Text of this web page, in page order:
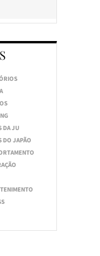
DA JU
DO JAPÃO